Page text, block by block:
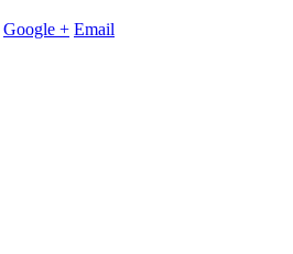
Google + Email